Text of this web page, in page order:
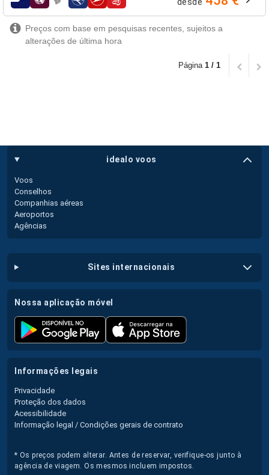
companhias aéreas
Preços com base em pesquisas recentes, sujeitos a
alterações de última hora
Página 1 / 1
idealo voos
Voos
Conselhos
Companhias aéreas
Aeroportos
Agências
sites internacionais
nossa aplicação móvel
informações legais
Privacidade
Proteção dos dados
Acessibilidade
Informação legal / Condições gerais de contrato
* Os preços podem alterar. Antes de reservar, verifique-os junto à
agência de viagem. Os mesmos incluem impostos.